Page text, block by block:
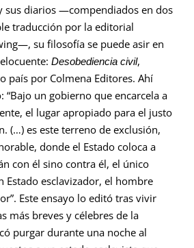
sus diarios —compendiados en dos
traducción por la editorial
su filosofía se puede asir en
Desobediencia civil,
país por Colmena Editores. Ahí
“Bajo un gobierno que encarcela a
el lugar apropiado para el justo
(…) es este terreno de exclusión,
donde el Estado coloca a
con él sino contra él, el único
Estado esclavizador, el hombre
Este ensayo lo editó tras vivir
más breves y célebres de la
purgar durante una noche al